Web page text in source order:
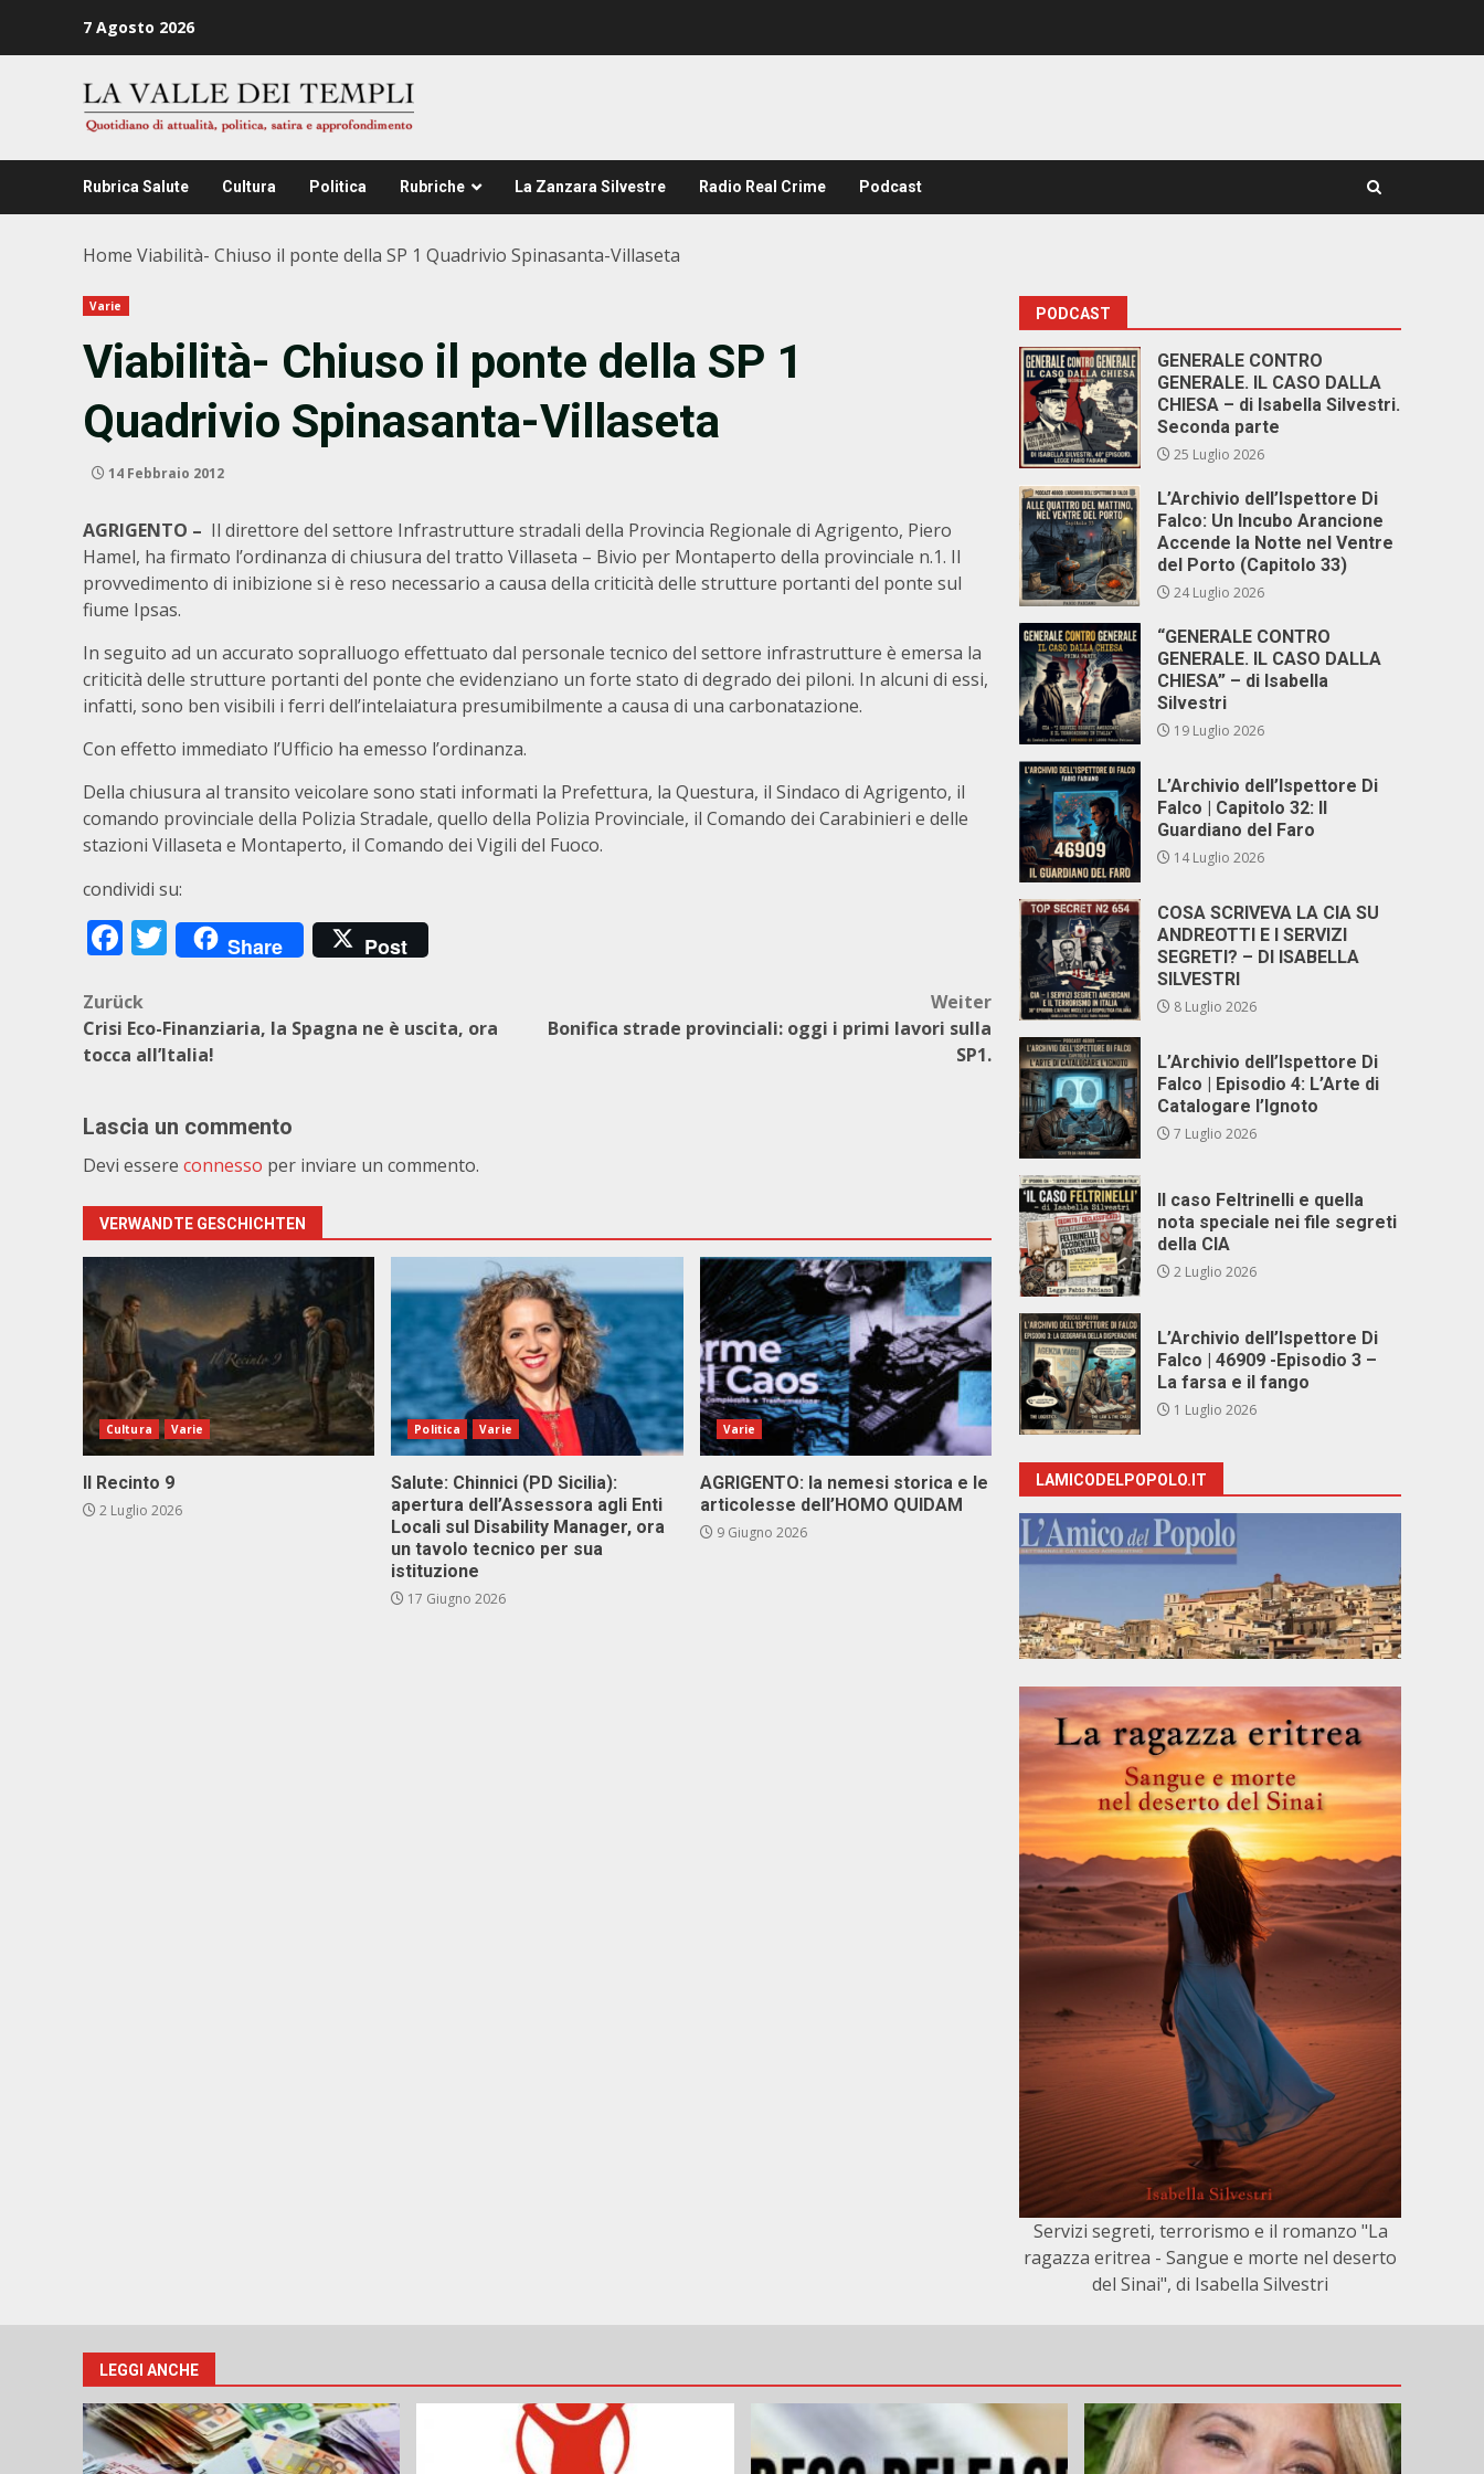
7 Agosto 2026
Rubrica Salute Cultura Politica Rubriche La Zanzara Silvestre Radio Real Crime Podcast
Home Viabilità- Chiuso il ponte della SP 1 Quadrivio Spinasanta-Villaseta
Varie
Viabilità- Chiuso il ponte della SP 1
Quadrivio Spinasanta-Villaseta
14 Febbraio 2012
AGRIGENTO – Il direttore del settore Infrastrutture stradali della Provincia Regionale di Agrigento, Piero
Hamel, ha firmato l’ordinanza di chiusura del tratto Villaseta – Bivio per Montaperto della provinciale n.1. Il
provvedimento di inibizione si è reso necessario a causa della criticità delle strutture portanti del ponte sul
fiume Ipsas.
In seguito ad un accurato sopralluogo effettuato dal personale tecnico del settore infrastrutture è emersa la
criticità delle strutture portanti del ponte che evidenziano un forte stato di degrado dei piloni. In alcuni di essi,
infatti, sono ben visibili i ferri dell’intelaiatura presumibilmente a causa di una carbonatazione.
Con effetto immediato l’Ufficio ha emesso l’ordinanza.
Della chiusura al transito veicolare sono stati informati la Prefettura, la Questura, il Sindaco di Agrigento, il
comando provinciale della Polizia Stradale, quello della Polizia Provinciale, il Comando dei Carabinieri e delle
stazioni Villaseta e Montaperto, il Comando dei Vigili del Fuoco.
condividi su:
Facebook
Twitter
Share Post
Beitragsnavigation
Zurück
Crisi Eco-Finanziaria, la Spagna ne è uscita, ora
tocca all’Italia!
Weiter
Bonifica strade provinciali: oggi i primi lavori sulla
SP1.
Lascia un commento
Devi essere connesso per inviare un commento.
VERWANDTE GESCHICHTEN
Cultura Varie
Il Recinto 9
2 Luglio 2026
Politica Varie
Salute: Chinnici (PD Sicilia):
apertura dell’Assessora agli Enti
Locali sul Disability Manager, ora
un tavolo tecnico per sua
istituzione
17 Giugno 2026
Varie
AGRIGENTO: la nemesi storica e le
articolesse dell’HOMO QUIDAM
9 Giugno 2026
PODCAST
GENERALE CONTRO
GENERALE. IL CASO DALLA
CHIESA – di Isabella Silvestri.
Seconda parte
25 Luglio 2026
L’Archivio dell’Ispettore Di
Falco: Un Incubo Arancione
Accende la Notte nel Ventre
del Porto (Capitolo 33)
24 Luglio 2026
“GENERALE CONTRO
GENERALE. IL CASO DALLA
CHIESA” – di Isabella
Silvestri
19 Luglio 2026
L’Archivio dell’Ispettore Di
Falco | Capitolo 32: Il
Guardiano del Faro
14 Luglio 2026
COSA SCRIVEVA LA CIA SU
ANDREOTTI E I SERVIZI
SEGRETI? – DI ISABELLA
SILVESTRI
8 Luglio 2026
L’Archivio dell’Ispettore Di
Falco | Episodio 4: L’Arte di
Catalogare l’Ignoto
7 Luglio 2026
Il caso Feltrinelli e quella
nota speciale nei file segreti
della CIA
2 Luglio 2026
L’Archivio dell’Ispettore Di
Falco | 46909 -Episodio 3 –
La farsa e il fango
1 Luglio 2026
LAMICODELPOPOLO.IT
Servizi segreti, terrorismo e il romanzo "La
ragazza eritrea - Sangue e morte nel deserto
del Sinai", di Isabella Silvestri
LEGGI ANCHE